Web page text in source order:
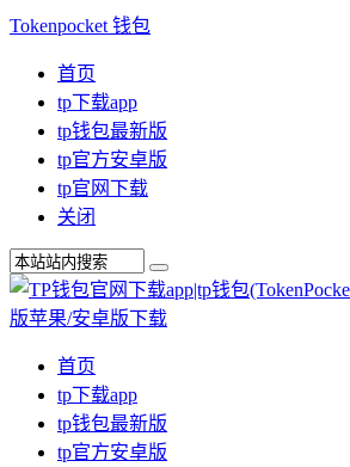
Tokenpocket 钱包
首页
tp下载app
tp钱包最新版
tp官方安卓版
tp官网下载
关闭
首页
tp下载app
tp钱包最新版
tp官方安卓版